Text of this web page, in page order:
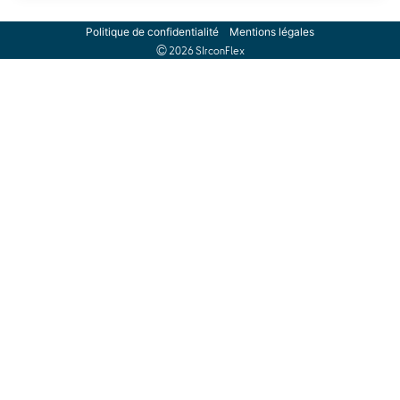
Politique de confidentialité
Mentions légales
© 2026 SIrconFlex